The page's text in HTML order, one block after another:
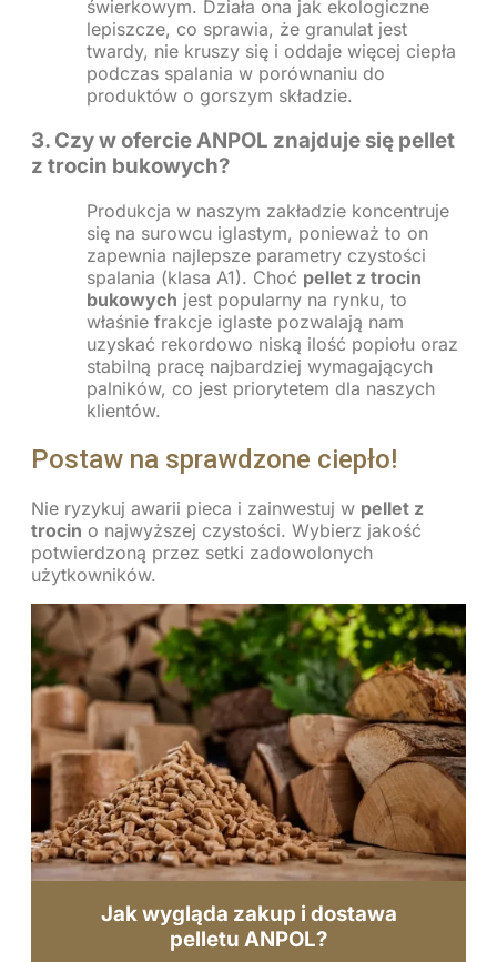
świerkowym. Działa ona jak ekologiczne
lepiszcze, co sprawia, że granulat jest
twardy, nie kruszy się i oddaje więcej ciepła
podczas spalania w porównaniu do
produktów o gorszym składzie.
3. Czy w ofercie ANPOL znajduje się pellet
z trocin bukowych?
Produkcja w naszym zakładzie koncentruje
się na surowcu iglastym, ponieważ to on
zapewnia najlepsze parametry czystości
spalania (klasa A1). Choć pellet z trocin
bukowych jest popularny na rynku, to
właśnie frakcje iglaste pozwalają nam
uzyskać rekordowo niską ilość popiołu oraz
stabilną pracę najbardziej wymagających
palników, co jest priorytetem dla naszych
klientów.
Postaw na sprawdzone ciepło!
Nie ryzykuj awarii pieca i zainwestuj w pellet z
trocin o najwyższej czystości. Wybierz jakość
potwierdzoną przez setki zadowolonych
użytkowników.
Jak wygląda zakup i dostawa
pelletu ANPOL?